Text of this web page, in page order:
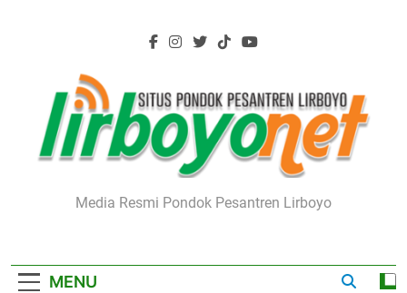
Lirboyo.net
Media Resmi Pondok Pesantren Lirboyo
MENU